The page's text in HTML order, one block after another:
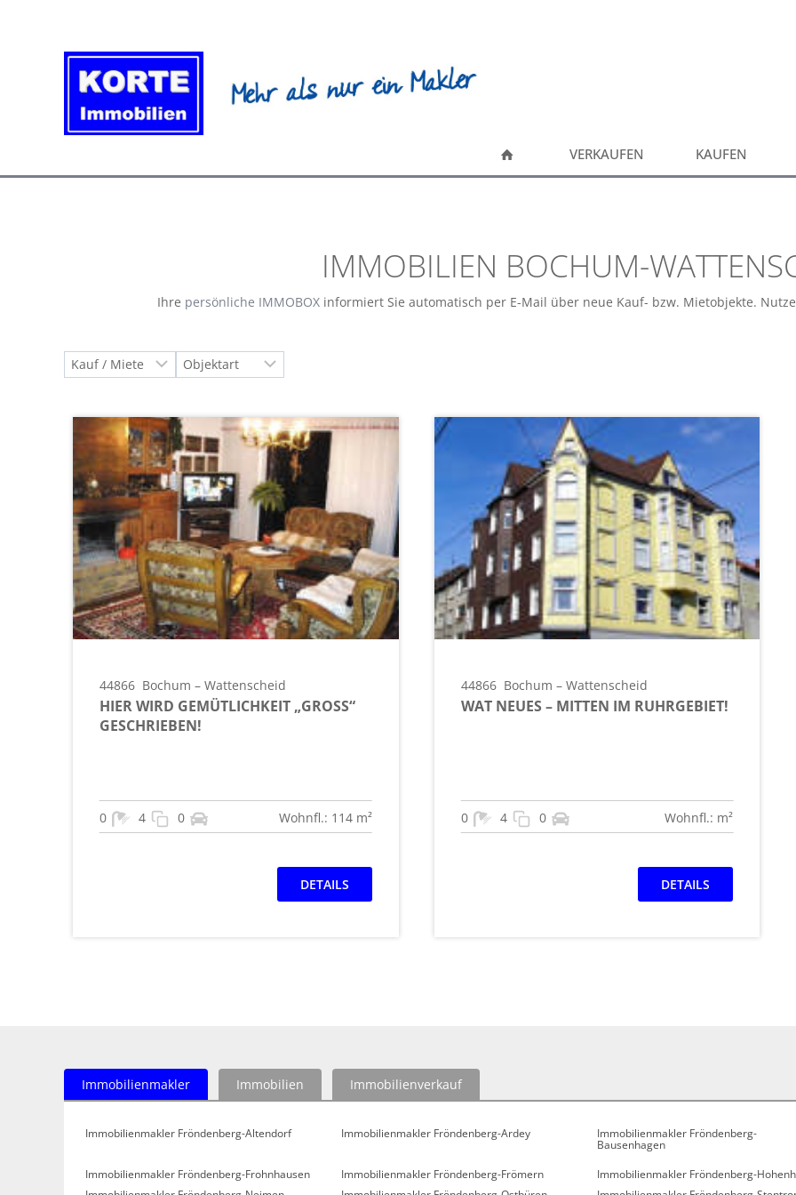
VERKAUFEN KAUFEN
IMMOBILIEN BOCHUM-
Ihre persönliche IMMOBOX informiert Sie automatisch per E-Mail über neue Kauf- bzw. Mietobjekte.
44866 Bochum – Wattenscheid
HIER WIRD GEMÜTLICHKEIT „GROSS“ G
ESCHRIEBEN!
0 4 0 Wohnfl.: 114 m²
DETAILS
44866 Bochum – Wattenscheid
WAT NEUES – MITTEN IM RUHRGEBIET!
0 4 0 Wohnfl.: m²
DETAILS
Immobilienmakler Immobilien Immobilienverkauf
Immobilienmakler Fröndenberg-Altendorf Immobilienmakler Fröndenberg-Ardey
Immobilienmakler Fröndenberg-
Bausenhagen
Immobilienmakler Fröndenberg-Frohnhausen
Immobilienmakler Fröndenberg-Frömern Immobilienmakler Fröndenberg-